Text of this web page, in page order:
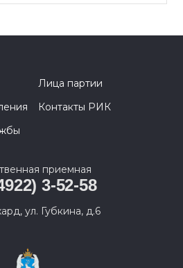
Лица партии
Контакты РИК
приемная
3-52-58
ул. Губкина, д.6